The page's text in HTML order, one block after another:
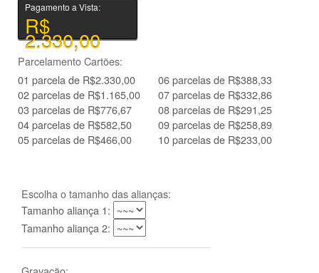
Pagamento a Vista:
R$
2.330,00
Parcelamento Cartões:
01 parcela de R$2.330,00
02 parcelas de R$1.165,00
03 parcelas de R$776,67
04 parcelas de R$582,50
05 parcelas de R$466,00
06 parcelas de R$388,33
07 parcelas de R$332,86
08 parcelas de R$291,25
09 parcelas de R$258,89
10 parcelas de R$233,00
Escolha o tamanho das alianças:
Tamanho aliança 1:
Tamanho aliança 2: